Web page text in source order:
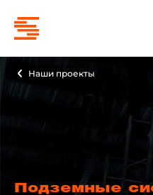
Наши проекты
Подземные